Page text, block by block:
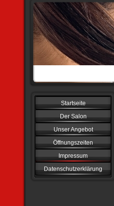
Startseite
Der Salon
Unser Angebot
Öffnungszeiten
Impressum
Datenschutzerklärung